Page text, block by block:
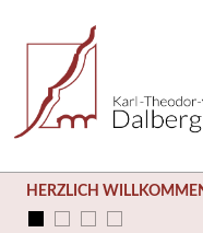
HERZLICH